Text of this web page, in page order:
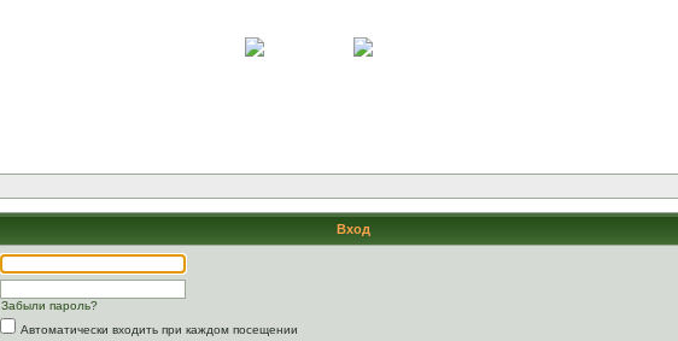
Вход
Забыли пароль?
Автоматически входить при каждом посещении